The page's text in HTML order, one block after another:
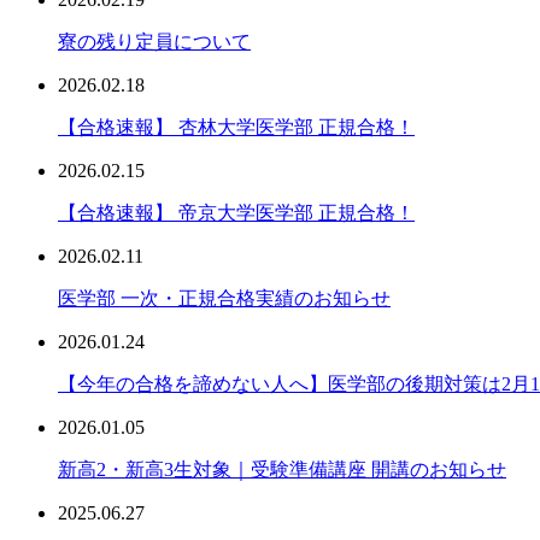
寮の残り定員について
2026.02.18
【合格速報】 杏林大学医学部 正規合格！
2026.02.15
【合格速報】 帝京大学医学部 正規合格！
2026.02.11
医学部 一次・正規合格実績のお知らせ
2026.01.24
【今年の合格を諦めない人へ】医学部の後期対策は2月
2026.01.05
新高2・新高3生対象｜受験準備講座 開講のお知らせ
2025.06.27